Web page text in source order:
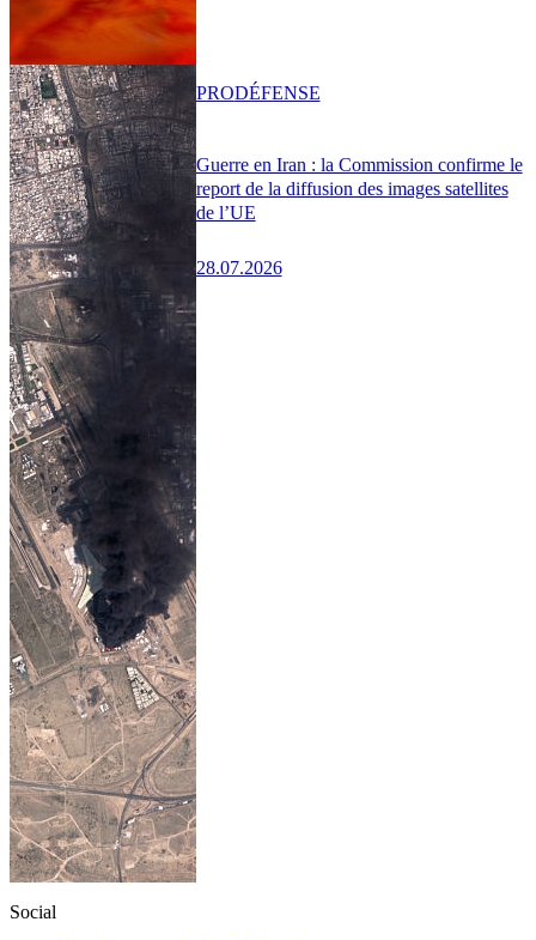
Guerre en Iran : la Commission confirme le
report de la diffusion des images satellites
de l’UE
28.07.2026
PRODÉFENSE
Social